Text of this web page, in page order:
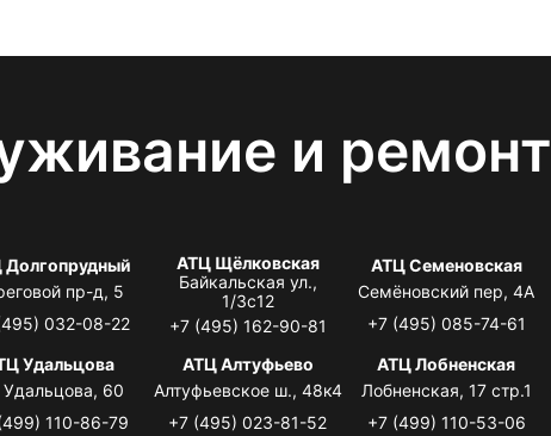
и ремонт
Долгопрудный
пр-д, 5
032-08-22
АТЦ Щёлковская
Байкальская ул.,
1/3с12
+7 (495) 162-90-81
АТЦ Семеновская
Семёновский пер, 4А
+7 (495) 085-74-61
Удальцова
Удальцова, 60
110-86-79
АТЦ Алтуфьево
Алтуфьевское ш., 48к4
+7 (495) 023-81-52
АТЦ Лобненская
Лобненская, 17 стр.1
+7 (499) 110-53-06